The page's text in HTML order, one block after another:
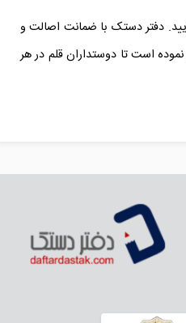
دفتر دستک با ضمانت اصالت و
نموده است تا دوستداران قلم در هر